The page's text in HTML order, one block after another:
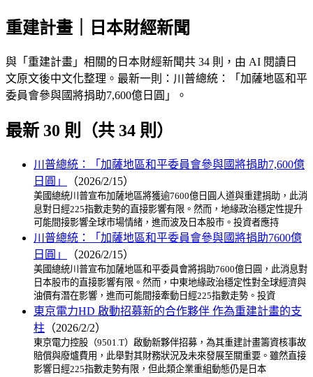
重建計畫｜日本財經新聞
與「重建計畫」相關的日本財經新聞共 34 則，由 AI 閱讀日
文原文後中文化整理。最新一則：川普總統：「加薩地區和平
委員會參與國將捐助7,600億日圓」。
最新 30 則（共 34 則）
川普總統：「加薩地區和平委員會參與國將捐助7,600億
日圓」
（2026/2/15）
美國總統川普宣布加薩地區將獲逾7600億日圓人道與重建捐助，此消
息對日經225指數走勢的直接影響有限。然而，地緣政治穩定性提升
可能間接影響全球市場情緒，進而波及日本股市。投資者應持
川普總統：「加薩地區和平委員會參與國將捐助7600億
日圓」
（2026/2/15）
美國總統川普宣布加薩地區和平委員會將捐助7600億日圓，此消息對
日本股市的直接影響有限。然而，中東地緣政治穩定性對全球經濟與
油價有潛在影響，進而可能間接牽動日經225指數走勢。投資
東京電力HD 啟動招募新的合作夥伴 作為重建計畫的支
柱 （2026/2/2）
東京電力控股（9501.T）啟動新夥伴招募，為其重建計畫籌資核事故
賠償與廢爐費用，此舉對其財務狀況及未來發展至關重要。雖然直接
影響日經225指數走勢有限，但此類企業重組動態仍是日本